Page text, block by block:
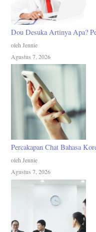
Dou Desuka Artinya Apa?
oleh Jennie
Agustus 7, 2026
Percakapan Chat Bahasa
oleh Jennie
Agustus 7, 2026